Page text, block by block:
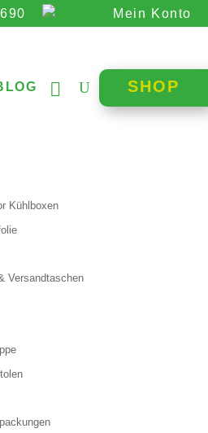
Mein Konto
SHOP
Kühlboxen
Versandtaschen